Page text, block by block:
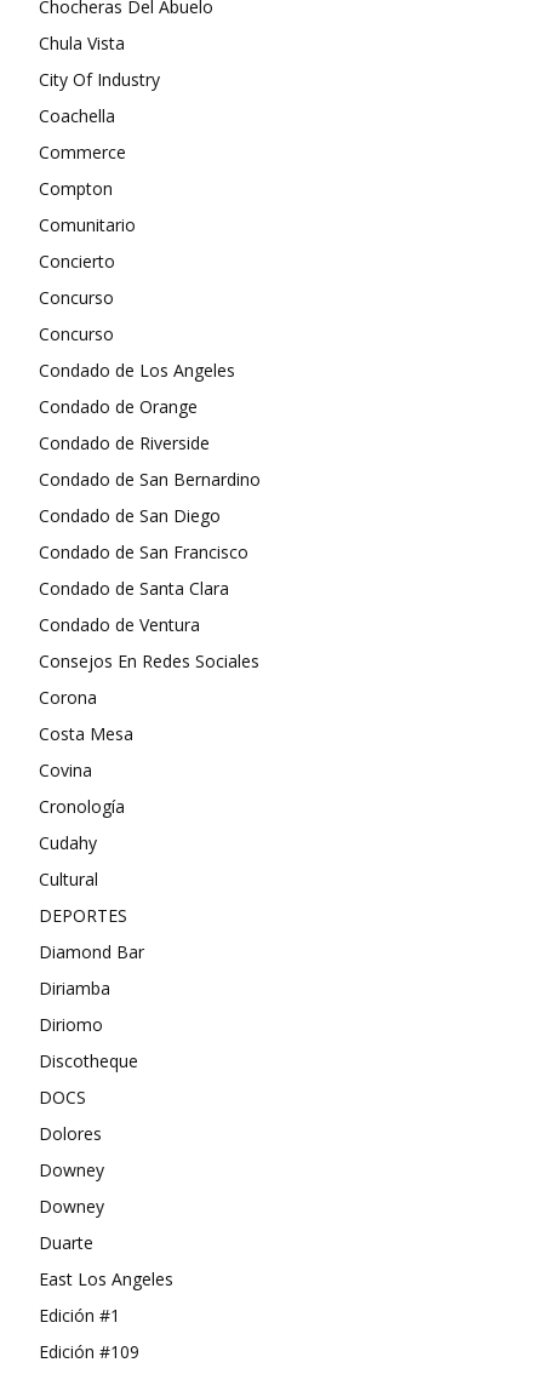
Chocheras Del Abuelo
Chula Vista
City Of Industry
Coachella
Commerce
Compton
Comunitario
Concierto
Concurso
Concurso
Condado de Los Angeles
Condado de Orange
Condado de Riverside
Condado de San Bernardino
Condado de San Diego
Condado de San Francisco
Condado de Santa Clara
Condado de Ventura
Consejos En Redes Sociales
Corona
Costa Mesa
Covina
Cronología
Cudahy
Cultural
DEPORTES
Diamond Bar
Diriamba
Diriomo
Discotheque
DOCS
Dolores
Downey
Downey
Duarte
East Los Angeles
Edición #1
Edición #109